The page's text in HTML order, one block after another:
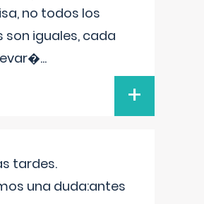
no todos los
son iguales, cada
...
+
tardes.
una duda:antes